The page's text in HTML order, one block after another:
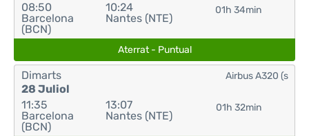
08:50
Barcelona
(BCN)
10:24
Nantes (NTE)
01h 34min
Aterrat - Puntual
Dimarts
28 Juliol
11:35
Barcelona
(BCN)
13:07
Nantes (NTE)
01h 32min
Airbus A320 (s